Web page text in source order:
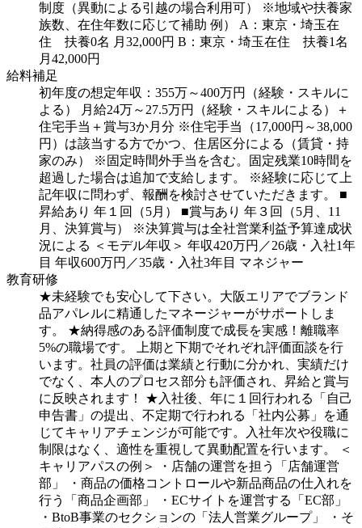
制度（異動による引越の場合利用可）
※地域や扶養家
族数、在住年数に応じて補助 例）
A：東京・埼玉在
住 扶養0名 月32,000円 B：東京・埼玉在住 扶養1名
月42,000円
給料補足
初年度の想定年収：355万～400万円（経験・スキルに
よる）
月給24万～27.5万円（経験・スキルによる）＋
住宅手当＋賞与3か月分 ※住宅手当（17,000円～38,000
円）は該当する方でかつ、住居区分による（賃貸・持
家のみ）
※固定時間外手当を含む。固定残業10時間を
超過した場合は追加で支給します。
※経験に応じて上
記年収に問わず、報酬を検討させていただきます。
■
昇給あり 年１回（5月）
■賞与あり 年３回（5月、11
月、決算賞与）
※決算賞与は全社営業利益予算達成状
況による ＜モデル年収＞ 年収420万円／26歳・入社1年
目 年収600万円／35歳・入社3年目 マネジャー
教育研修
★未経験でも安心して下さい。大阪エリアでブランド
品アパレルに精通したマネージャーがサポートしま
す。
★納得感のある評価制度で成長を実感！離職率
5%の職場です。
上期と下期でそれぞれ評価面談を行
います。社員の評価は業績と行動に分かれ、実績だけ
でなく、本人のプロセス部分も評価され、昇給と賞与
に反映されます！
★入社後、年に１回行われる「自己
申告書」の提出、不定期で行われる「社内公募」を通
じてキャリアチェンジが可能です。入社年次や役職に
制限はなく、適性を重視して異動配置を行います。
＜
キャリアパスの例＞
・店舗の運営を担う「店舗運営
部」
・商品の価格コントロールや新品商品の仕入れを
行う「商品企画部」
・ECサイトを運営する「EC部」
・BtoB事業のセクションの「法人営業グループ」
・そ